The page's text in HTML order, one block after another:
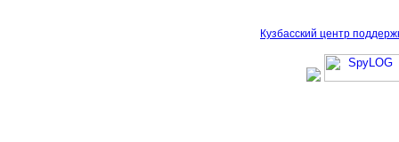
Кузбасский центр